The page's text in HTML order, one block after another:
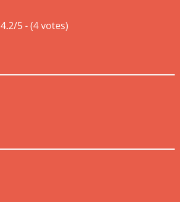
4.2/5 - (4 votes)